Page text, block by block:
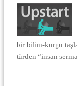
bir bilim-kurgu
türden “insan